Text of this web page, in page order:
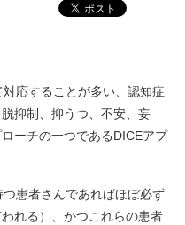
応することが多い、認知症
抑制、抑うつ、不安、妄
ーチの一つであるDICEアプ
患者さんであればほぼ必ず
れる）、かつこれらの患者